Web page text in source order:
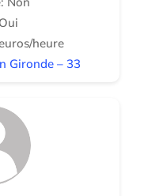
heure
Gironde – 33